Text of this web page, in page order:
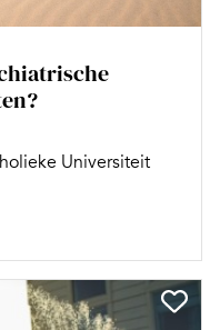
Universiteit